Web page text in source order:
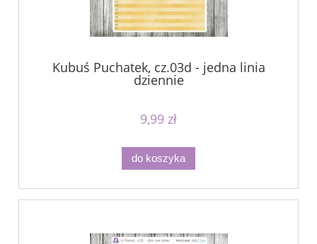
Kubuś Puchatek, cz.03d - jedna linia
dziennie
9,99 zł
do koszyka